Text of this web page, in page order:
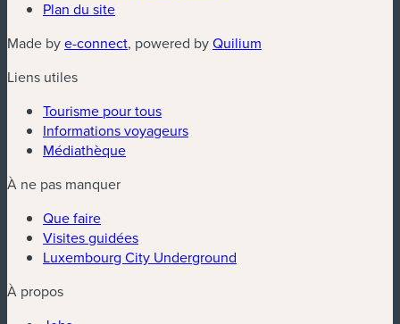
Plan du site
Made bye-connect(nouvelle fenêtre)
, powered byQuilium
Liens utiles
Tourisme pour tous
Informations voyageurs
Médiathèque
À ne pas manquer
Que faire
Visites guidées
Luxembourg City Underground
À propos